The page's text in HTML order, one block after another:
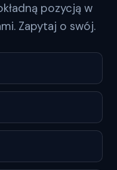
pozycją w
Zapytaj o swój.